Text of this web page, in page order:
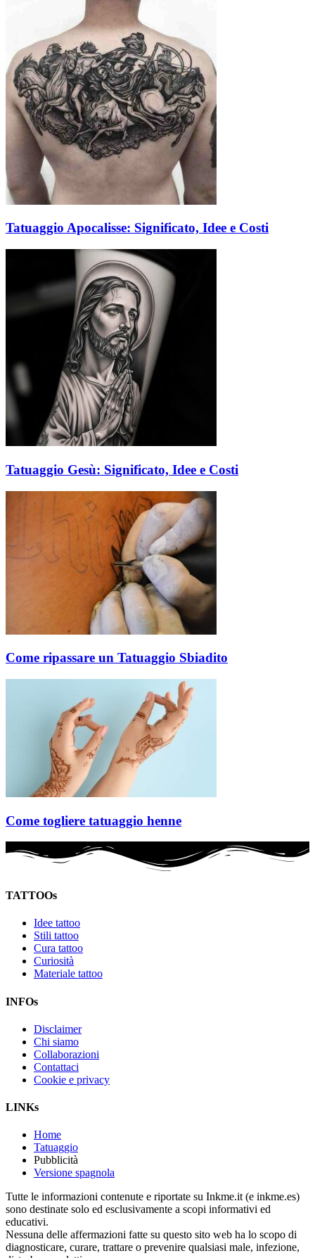
Tatuaggio Apocalisse: Significato, Idee e Costi
Tatuaggio Gesù: Significato, Idee e Costi
Come ripassare un Tatuaggio Sbiadito
Come togliere tatuaggio henne
TATTOOs
Idee tattoo
Stili tattoo
Cura tattoo
Curiosità
Materiale tattoo
INFOs
Disclaimer
Chi siamo
Collaborazioni
Contattaci
Cookie e privacy
LINKs
Home
Tatuaggio
Pubblicità
Versione spagnola
Tutte le informazioni contenute e riportate su Inkme.it (e inkme.es)
sono destinate solo ed esclusivamente a scopi informativi ed
educativi.
Nessuna delle affermazioni fatte su questo sito web ha lo scopo di
diagnosticare, curare, trattare o prevenire qualsiasi male, infezione,